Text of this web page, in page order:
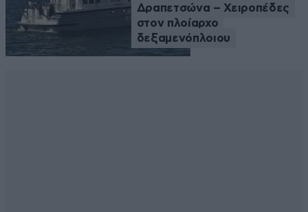
Δραπετσώνα – Χειροπέδες
στον πλοίαρχο
δεξαμενόπλοιου